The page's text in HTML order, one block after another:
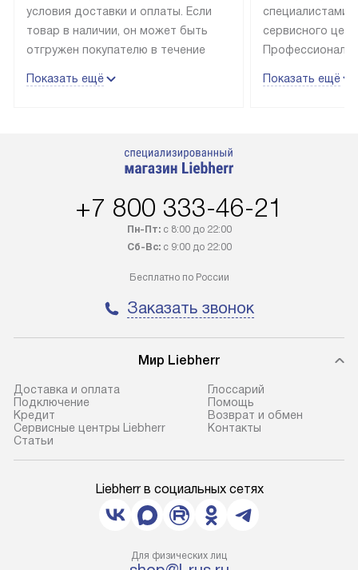
условия доставки и оплаты. Если
товар в наличии, он может быть
отгружен покупателю в течение
лейблом доставляется бесплатно
Показать ещё
специалистами
сервисного
эксплуатации
Показать ещё
+7 800 333-46-21
Пн-Пт:с 8:00 до 22:00
Сб-Вс:с 9:00 до 22:00
Бесплатно по России
Заказать звонок
Мир Liebherr
Доставка и оплата
Подключение
Кредит
Сервисные центры Liebherr
Cтатьи
Глоссарий
Помощь
Возврат и обмен
Контакты
Liebherr в социальных сетях
Для физических лиц